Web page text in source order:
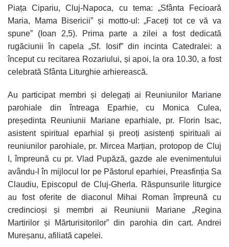
Piața Cipariu, Cluj-Napoca, cu tema: „Sfânta Fecioară
Maria, Mama Bisericii” și motto-ul: „Faceți tot ce vă va
spune” (Ioan 2,5). Prima parte a zilei a fost dedicată
rugăciunii în capela „Sf. Iosif” din incinta Catedralei: a
început cu recitarea Rozariului, și apoi, la ora 10.30, a fost
celebrată Sfânta Liturghie arhierească.
Au participat membri și delegați ai Reuniunilor Mariane
parohiale din întreaga Eparhie, cu Monica Culea,
președinta Reuniunii Mariane eparhiale, pr. Florin Isac,
asistent spiritual eparhial și preoți asistenți spirituali ai
reuniunilor parohiale, pr. Mircea Marțian, protopop de Cluj
I, împreună cu pr. Vlad Pupăză, gazde ale evenimentului
avându-l în mijlocul lor pe Păstorul eparhiei, Preasfinția Sa
Claudiu, Episcopul de Cluj-Gherla. Răspunsurile liturgice
au fost oferite de diaconul Mihai Roman împreună cu
credincioși și membri ai Reuniunii Mariane „Regina
Martirilor și Mărturisitorilor” din parohia din cart. Andrei
Mureșanu, afiliată capelei.